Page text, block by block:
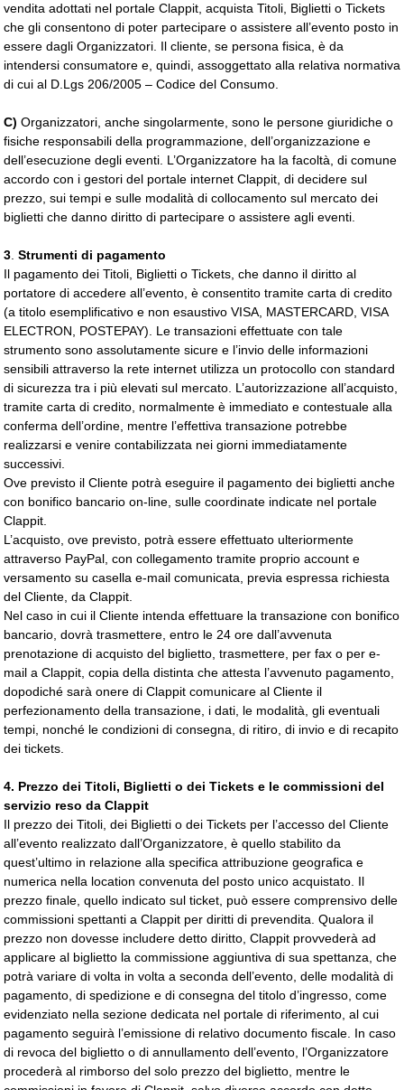
vendita adottati nel portale Clappit, acquista Titoli, Biglietti o Tickets
che gli consentono di poter partecipare o assistere all’evento posto in
essere dagli Organizzatori. Il cliente, se persona fisica, è da
intendersi consumatore e, quindi, assoggettato alla relativa normativa
di cui al D.Lgs 206/2005 – Codice del Consumo.
C) Organizzatori, anche singolarmente, sono le persone giuridiche o
fisiche responsabili della programmazione, dell’organizzazione e
dell’esecuzione degli eventi. L’Organizzatore ha la facoltà, di comune
accordo con i gestori del portale internet Clappit, di decidere sul
prezzo, sui tempi e sulle modalità di collocamento sul mercato dei
biglietti che danno diritto di partecipare o assistere agli eventi.
3 Strumenti di pagamento
Il pagamento dei Titoli, Biglietti o Tickets, che danno il diritto al
portatore di accedere all’evento, è consentito tramite carta di credito
(a titolo esemplificativo e non esaustivo VISA, MASTERCARD, VISA
ELECTRON, POSTEPAY). Le transazioni effettuate con tale
strumento sono assolutamente sicure e l’invio delle informazioni
sensibili attraverso la rete internet utilizza un protocollo con standard
di sicurezza tra i più elevati sul mercato. L’autorizzazione all’acquisto,
tramite carta di credito, normalmente è immediato e contestuale alla
conferma dell’ordine, mentre l’effettiva transazione potrebbe
realizzarsi e venire contabilizzata nei giorni immediatamente
successivi.
Ove previsto il Cliente potrà eseguire il pagamento dei biglietti anche
con bonifico bancario on-line, sulle coordinate indicate nel portale
Clappit.
L’acquisto, ove previsto, potrà essere effettuato ulteriormente
attraverso PayPal, con collegamento tramite proprio account e
versamento su casella e-mail comunicata, previa espressa richiesta
del Cliente, da Clappit.
Nel caso in cui il Cliente intenda effettuare la transazione con bonifico
bancario, dovrà trasmettere, entro le 24 ore dall’avvenuta
prenotazione di acquisto del biglietto, trasmettere, per fax o per e-
mail a Clappit, copia della distinta che attesta l’avvenuto pagamento,
dopodiché sarà onere di Clappit comunicare al Cliente il
perfezionamento della transazione, i dati, le modalità, gli eventuali
tempi, nonché le condizioni di consegna, di ritiro, di invio e di recapito
dei tickets.
4. Prezzo dei Titoli, Biglietti o dei Tickets e le commissioni del
servizio reso da Clappit
Il prezzo dei Titoli, dei Biglietti o dei Tickets per l’accesso del Cliente
all’evento realizzato dall’Organizzatore, è quello stabilito da
quest’ultimo in relazione alla specifica attribuzione geografica e
numerica nella location convenuta del posto unico acquistato. Il
prezzo finale, quello indicato sul ticket, può essere comprensivo delle
commissioni spettanti a Clappit per diritti di prevendita. Qualora il
prezzo non dovesse includere detto diritto, Clappit provvederà ad
applicare al biglietto la commissione aggiuntiva di sua spettanza, che
potrà variare di volta in volta a seconda dell’evento, delle modalità di
pagamento, di spedizione e di consegna del titolo d’ingresso, come
evidenziato nella sezione dedicata nel portale di riferimento, al cui
pagamento seguirà l’emissione di relativo documento fiscale. In caso
di revoca del biglietto o di annullamento dell’evento, l’Organizzatore
procederà al rimborso del solo prezzo del biglietto, mentre le